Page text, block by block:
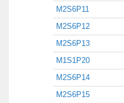
M2S6P11
M2S6P12
M2S6P13
M1S1P20
M2S6P14
M2S6P15